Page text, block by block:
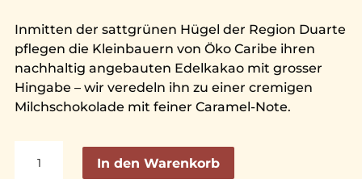
Inmitten der sattgrünen Hügel der Region Duarte
pflegen die Kleinbauern von Öko Caribe ihren
nachhaltig angebauten Edelkakao mit grosser
Hingabe – wir veredeln ihn zu einer cremigen
Milchschokolade mit feiner Caramel-Note.
Milchschokolade
Öko
In den Warenkorb